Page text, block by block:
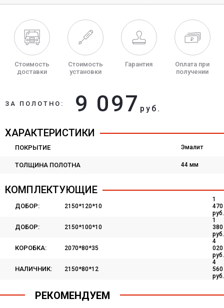
Стоимость
доставки
Стоимость
установки
Гарантия
Оплата при
получении
ЗА ПОЛОТНО: 9 097 руб.
ХАРАКТЕРИСТИКИ
ПОКРЫТИЕ Эмалит
ТОЛЩИНА ПОЛОТНА 44 мм
КОМПЛЕКТУЮЩИЕ
ДОБОР: 2150*120*10
1
470
руб.
ДОБОР: 2150*100*10
1
380
руб.
КОРОБКА: 2070*80*35
4
020
руб.
НАЛИЧНИК: 2150*80*12
4
560
руб.
РЕКОМЕНДУЕМ